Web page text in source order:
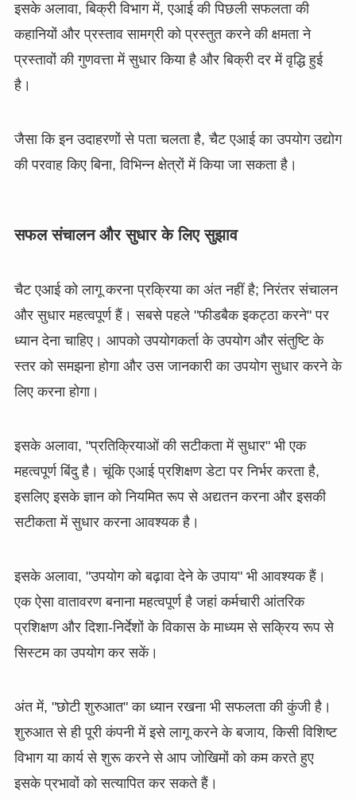
इसके अलावा, बिक्री विभाग में, एआई की पिछली सफलता की
कहानियों और प्रस्ताव सामग्री को प्रस्तुत करने की क्षमता ने
प्रस्तावों की गुणवत्ता में सुधार किया है और बिक्री दर में वृद्धि हुई
है।
जैसा कि इन उदाहरणों से पता चलता है, चैट एआई का उपयोग उद्योग
की परवाह किए बिना, विभिन्न क्षेत्रों में किया जा सकता है।
सफल संचालन और सुधार के लिए सुझाव
चैट एआई को लागू करना प्रक्रिया का अंत नहीं है; निरंतर संचालन
और सुधार महत्वपूर्ण हैं। सबसे पहले "फीडबैक इकट्ठा करने" पर
ध्यान देना चाहिए। आपको उपयोगकर्ता के उपयोग और संतुष्टि के
स्तर को समझना होगा और उस जानकारी का उपयोग सुधार करने के
लिए करना होगा।
इसके अलावा, "प्रतिक्रियाओं की सटीकता में सुधार" भी एक
महत्वपूर्ण बिंदु है। चूंकि एआई प्रशिक्षण डेटा पर निर्भर करता है,
इसलिए इसके ज्ञान को नियमित रूप से अद्यतन करना और इसकी
सटीकता में सुधार करना आवश्यक है।
इसके अलावा, "उपयोग को बढ़ावा देने के उपाय" भी आवश्यक हैं।
एक ऐसा वातावरण बनाना महत्वपूर्ण है जहां कर्मचारी आंतरिक
प्रशिक्षण और दिशा-निर्देशों के विकास के माध्यम से सक्रिय रूप से
सिस्टम का उपयोग कर सकें।
अंत में, "छोटी शुरुआत" का ध्यान रखना भी सफलता की कुंजी है।
शुरुआत से ही पूरी कंपनी में इसे लागू करने के बजाय, किसी विशिष्ट
विभाग या कार्य से शुरू करने से आप जोखिमों को कम करते हुए
इसके प्रभावों को सत्यापित कर सकते हैं।